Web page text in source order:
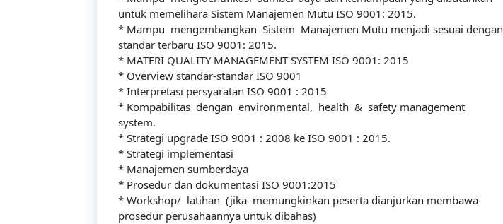
untuk memelihara Sistem Manajemen Mutu ISO 9001: 2015.
* Mampu mengembangkan Sistem Manajemen Mutu menjadi sesuai dengan
standar terbaru ISO 9001: 2015.
* MATERI QUALITY MANAGEMENT SYSTEM ISO 9001: 2015
* Overview standar-standar ISO 9001
* Interpretasi persyaratan ISO 9001 : 2015
* Kompabilitas dengan environmental, health & safety management
system.
* Strategi upgrade ISO 9001 : 2008 ke ISO 9001 : 2015.
* Strategi implementasi
* Manajemen sumberdaya
* Prosedur dan dokumentasi ISO 9001:2015
* Workshop/ latihan (jika memungkinkan peserta dianjurkan membawa
prosedur perusahaannya untuk dibahas)
Didirikan dengan tujuan menjadi bagian dari solusi bagi perusahaan
dalam meningkatkan kompetensi sumber daya manusianya.